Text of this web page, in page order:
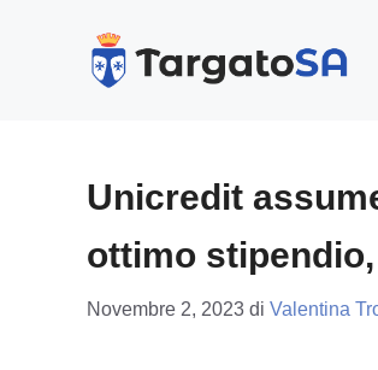
Unicredit
ottimo
Novembre 2, 2023 di Valentina